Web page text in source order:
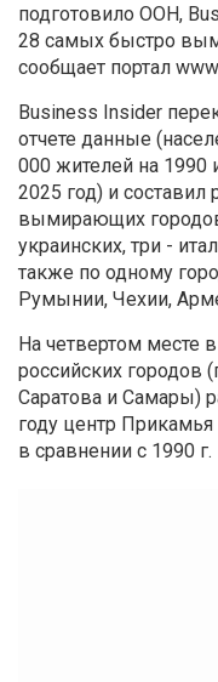
подготовило ООН,
28 самых быстро
сообщает портал
Business Insider
отчете данные
000 жителей на 1990
2025 год) и
вымирающих
украинских, три -
также по одному
Румынии, Чехии,
На четвертом месте
российских городов
Саратова и Самары)
году центр Прикамья
в сравнении с 1990 г.